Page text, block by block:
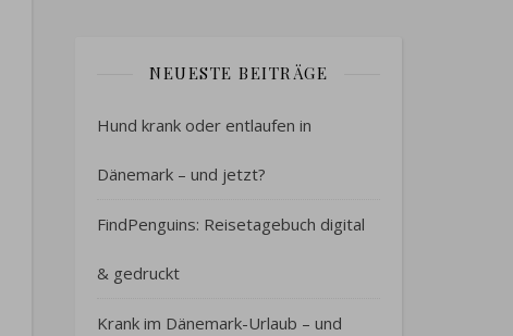
NEUESTE BEITRÄGE
Hund krank oder entlaufen in
Dänemark – und jetzt?
FindPenguins: Reisetagebuch digital
& gedruckt
Krank im Dänemark-Urlaub – und